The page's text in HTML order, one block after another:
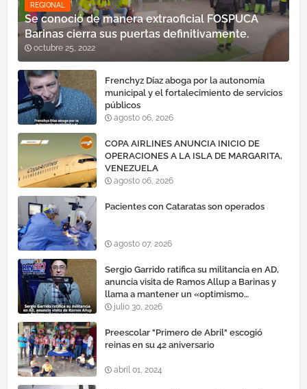
REGIONAL
Se conoció de manera extraoficial FOSPUCA
Barinas cierra sus puertas definitivamente.
octubre 25, 2022
Frenchyz Díaz aboga por la autonomía
municipal y el fortalecimiento de servicios
públicos
agosto 06, 2026
COPA AIRLINES ANUNCIA INICIO DE
OPERACIONES A LA ISLA DE MARGARITA,
VENEZUELA
agosto 06, 2026
Pacientes con Cataratas son operados
agosto 07, 2026
Sergio Garrido ratifica su militancia en AD,
anuncia visita de Ramos Allup a Barinas y
llama a mantener un «optimismo
cauteloso»
julio 30, 2026
Preescolar "Primero de Abril" escogió
reinas en su 42 aniversario
abril 01, 2024